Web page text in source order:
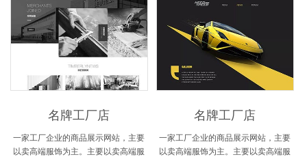
名牌工厂店
一家工厂企业的商品展示网站，主要
以卖高端服饰为主。主要以卖高端服
名牌工厂店
一家工厂企业的商品展示网站，主要
以卖高端服饰为主。主要以卖高端服